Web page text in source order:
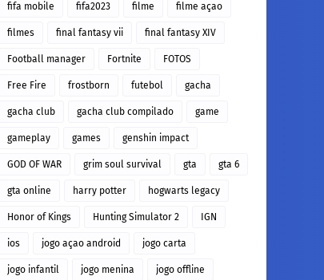
fifa mobile fifa2023 filme filme açao
filmes final fantasy vii final fantasy XIV
Football manager Fortnite FOTOS
Free Fire frostborn futebol gacha
gacha club gacha club compilado game
gameplay games genshin impact
GOD OF WAR grim soul survival gta gta 6
gta online harry potter hogwarts legacy
Honor of Kings Hunting Simulator 2 IGN
ios jogo açao android jogo carta
jogo infantil jogo menina jogo offline